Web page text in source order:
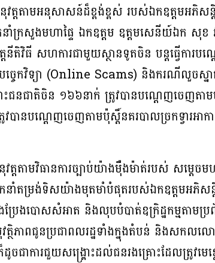
តាមអនុសាសន៍ដ៏ខ្ពង់ខ្ពស់ របស់ឯកឧត្តមអភិសន្
នាំក្រសួងមហាផ្ទៃ ឯកឧត្តម ឧត្តមសេនីយ៍ឯក សុខ
នីតិវិធី សហការជាមួយស្ថានទូតចិន បន្តធ្វើការ
េកវិទ្យា (Online Scams) និងករណីលួចស្នាក់
ជាតិចិន ១៦៦នាក់ ត្រូវបានបណ្ដេញចេញតាមប៉ុ
ានបណ្ដេញចេញតាមប៉ុស្តិ៍នគរបាលច្រកទ្វារអាក
ត្តតាមវិធានការច្បាប់យ៉ាងម៉ឺងម៉ាត់របស់ សម្ដ
ដឹកនាំតម្រង់ទិសយ៉ាងមុតមាំបំផុតរបស់ឯកឧត្តមអ
ងប្រែងបោសសំអាត និងលុបបំបាត់ឧក្រិដ្ឋកម្មតាមប្រ
សុវត្ថិភាពជូនប្រជាពលរដ្ឋទាំងក្នុងតំបន់ និងសកល
ការជួយសង្គ្រោះដល់ជនរងគ្រោះដែលត្រូវមេខ្